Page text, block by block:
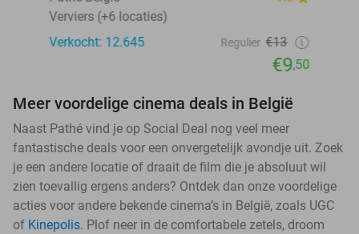
Verviers (+6 locaties)
Verkocht: 12.645
Regulier €13
€9,50
Meer voordelige cinema deals in België
Naast Pathé vind je op Social Deal nog veel meer
fantastische deals voor een onvergetelijk avondje uit. Zoek
je een andere locatie of draait de film die je absoluut wil
zien toevallig ergens anders? Ontdek dan onze voordelige
acties voor andere bekende cinema’s in België, zoals UGC
of Kinepolis. Plof neer in de comfortabele zetels, droom